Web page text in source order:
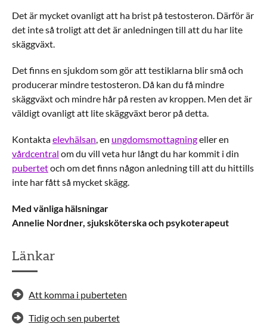
Det är mycket ovanligt att ha brist på testosteron. Därför är
det inte så troligt att det är anledningen till att du har lite
skäggväxt.
Det finns en sjukdom som gör att testiklarna blir små och
producerar mindre testosteron. Då kan du få mindre
skäggväxt och mindre hår på resten av kroppen. Men det är
väldigt ovanligt att lite skäggväxt beror på detta.
Kontaktaelevhälsan, en ungdomsmottagningeller en
vårdcentral om du vill veta hur långt du har kommit i din
pubertetoch om det finns någon anledning till att du hittills
inte har fått så mycket skägg.
Med vänliga hälsningar
Annelie Nordner, sjuksköterska och psykoterapeut
Länkar
Att komma i puberteten
Tidig och sen pubertet